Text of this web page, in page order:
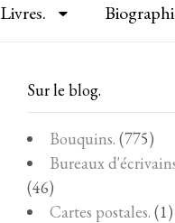
Livres.
Sur le blog.
Bouquins. (775)
Bureaux
(46)
Cartes postales. (1)